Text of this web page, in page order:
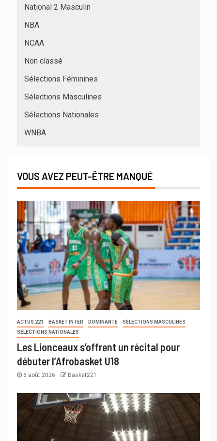
National 2 Masculin
NBA
NCAA
Non classé
Sélections Féminines
Sélections Masculines
Sélections Nationales
WNBA
VOUS AVEZ PEUT-ÊTRE MANQUÉ
ACTUS 221 BASKET INTER DOMINANTE
SÉLECTIONS MASCULINES
SÉLECTIONS NATIONALES
Les Lionceaux s’offrent un récital pour
débuter l’Afrobasket U18
6 août 2026 Basket221